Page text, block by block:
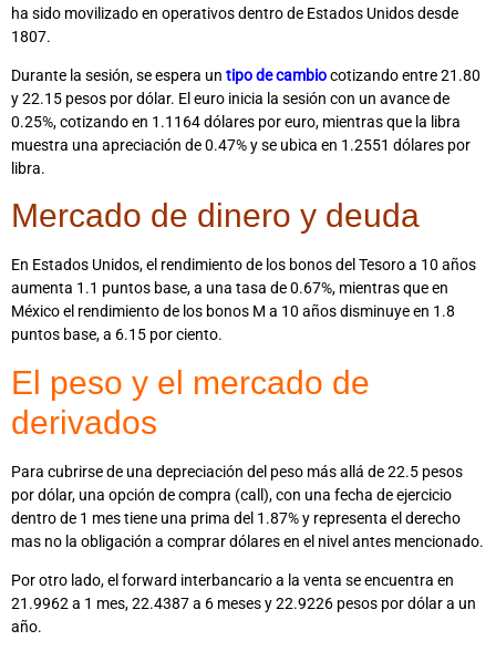
ha sido movilizado en operativos dentro de Estados Unidos desde
1807.
Durante la sesión, se espera un tipo de cambiocotizando entre 21.80
y 22.15 pesos por dólar. El euro inicia la sesión con un avance de
0.25%, cotizando en 1.1164 dólares por euro, mientras que la libra
muestra una apreciación de 0.47% y se ubica en 1.2551 dólares por
libra.
Mercado de dinero y deuda
En Estados Unidos, el rendimiento de los bonos del Tesoro a 10 años
aumenta 1.1 puntos base, a una tasa de 0.67%, mientras que en
México el rendimiento de los bonos M a 10 años disminuye en 1.8
puntos base, a 6.15 por ciento.
El peso y el mercado de
derivados
Para cubrirse de una depreciación del peso más allá de 22.5 pesos
por dólar, una opción de compra (call), con una fecha de ejercicio
dentro de 1 mes tiene una prima del 1.87% y representa el derecho
mas no la obligación a comprar dólares en el nivel antes mencionado.
Por otro lado, el forward interbancario a la venta se encuentra en
21.9962 a 1 mes, 22.4387 a 6 meses y 22.9226 pesos por dólar a un
año.